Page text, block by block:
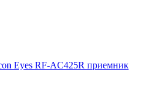
Eyes RF-AC425R приемник